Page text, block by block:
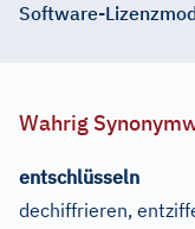
Software-
Wahrig
entschlüsseln
dechiffrieren,